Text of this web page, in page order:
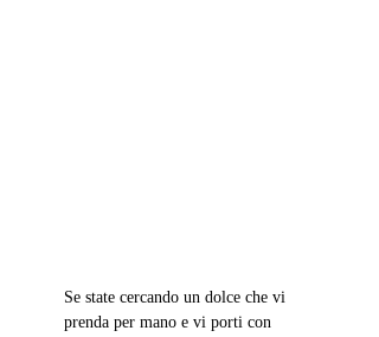
Se state cercando un dolce che vi
prenda per mano e vi porti con